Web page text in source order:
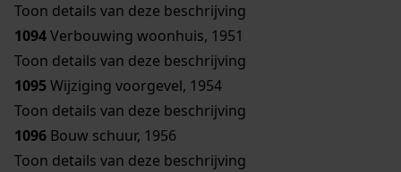
Toon details van deze beschrijving
1094Verbouwing woonhuis, 1951
Toon details van deze beschrijving
1095Wijziging voorgevel, 1954
Toon details van deze beschrijving
1096 Bouw schuur, 1956
Toon details van deze beschrijving